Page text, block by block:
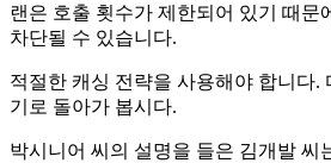
랜은 호출 횟수가 제한되어 있기 때문
차단될 수 있습니다.
적절한 캐싱 전략을 사용해야 합니다.
기로 돌아가 봅시다.
박시니어 씨의 설명을 들은 김개발 씨